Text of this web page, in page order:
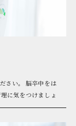
さい。 脳卒中をは
に気をつけましょ